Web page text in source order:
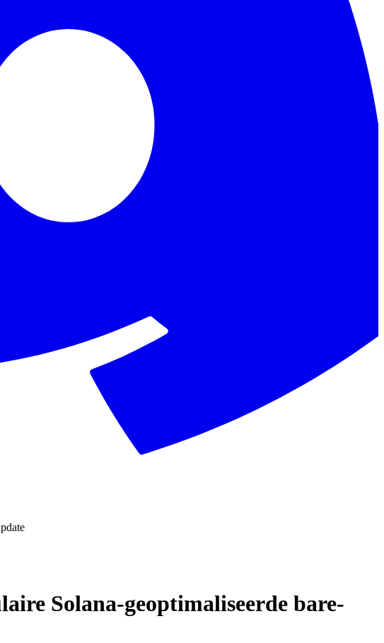
Solana-geoptimaliseerde bare-